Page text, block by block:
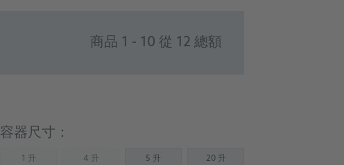
商品 1 - 10 從 12 總額
容器尺寸：
1 升(Not available) 4 升(Not available) 5 升 20 升